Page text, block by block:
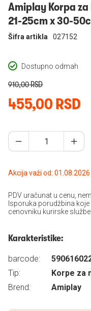
Amiplay Korpa
21-25cm x 30-
Dostupno odmah
Šifra artikla 027152
455,00 RSD
910,00 RSD
Akcija važi od:
PDV uračunat u cenu,
Isporuka porudžbina
cenovniku kurirske službe.
Karakteristike:
barcode:
Tip:
Korpe za
Brend:
Amiplay